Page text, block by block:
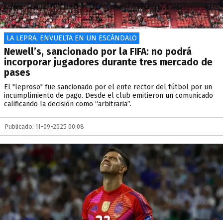
LA LEPRA, ENVUELTA EN UN ESCÁNDALO
Newell’s, sancionado por la FIFA: no podrá
incorporar jugadores durante tres mercado de
pases
El "leproso" fue sancionado por el ente rector del fútbol por un
incumplimiento de pago. Desde el club emitieron un comunicado
calificando la decisión como “arbitraria”.
Publicado: 11-09-2025 00:08